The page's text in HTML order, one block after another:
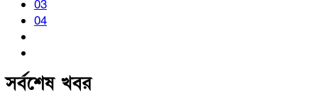
03
04
সর্বশেষ খবর